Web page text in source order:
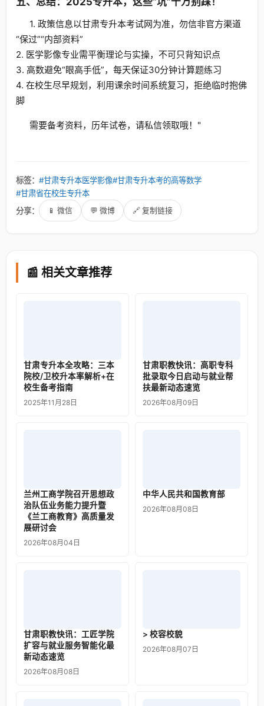
1. 政策信息以甘肃专升本考试网为准，勿信非官方渠道
“保过”“内部资料”
2. 医学影像专业需平衡理论与实操，不可只背知识点
3. 高数避免“眼高手低”，每天保证30分钟计算题练习
4. 在校生尽早规划，利用课余时间系统复习，拒绝临时抱佛
脚
需要备考资料，历年试卷，请私信领取哦！"
标签： #甘肃专升本医学影像#甘肃专升本考的高等数学
#甘肃省在校生专升本
分享：
📱 微信 💬 微博 🔗 复制链接
📰 相关文章推荐
甘肃专升本全攻略：三本
院校/卫校升本率解析+在
校生备考指南
2025年11月28日
甘肃职教快讯：高职专科
批录取今日启动与就业帮
扶最新动态速览
2026年08月09日
兰州工商学院召开思想政
治队伍业务能力提升暨
《兰工商教育》高质量发
展研讨会
2026年08月04日
中华人民共和国教育部
2026年08月08日
甘肃职教快讯：工匠学院
扩容与就业服务智能化最
新动态速览
2026年08月08日
> 校容校貌
2026年08月07日